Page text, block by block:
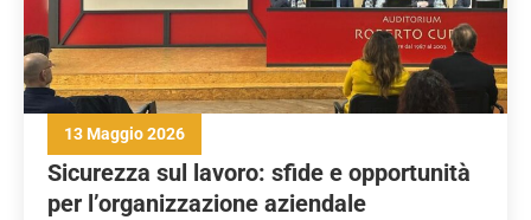
13 Maggio 2026
Sicurezza sul lavoro: sfide e opportunità
per l’organizzazione aziendale